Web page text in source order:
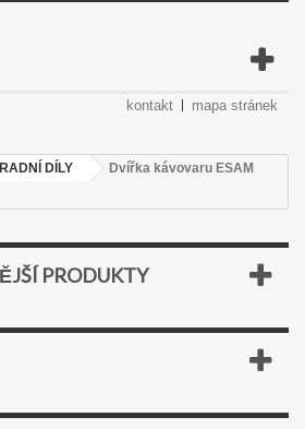
kontakt mapa stránek
DÍLY
Dvířka kávovaru ESAM
PRODUKTY